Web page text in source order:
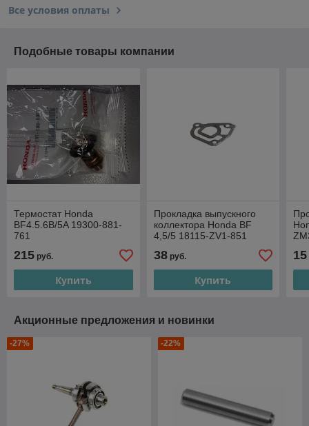
Все условия оплаты
Подобные товары компании
Термостат Honda
BF4.5.6B/5A 19300-881-
761
215 руб.
Купить
Прокладка выпускного
коллектора Honda BF
4,5/5 18115-ZV1-851
38руб.
Купить
15
Акционные предложения и новинки
-27% -22%